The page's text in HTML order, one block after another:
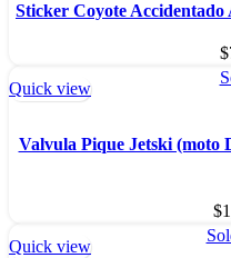
Sticker Coyote Accidentado
$
Quick view
Valvula Pique Jetski (moto
$
Quick view